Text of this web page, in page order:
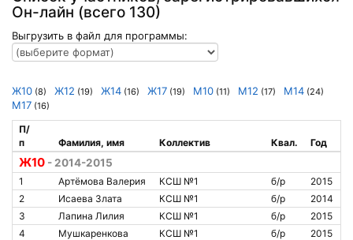
Он-лайн (всего 130)
Выгрузить в файл для программы:
Ж10 (8) Ж12 (19) Ж14 (16) Ж17 (19) М10 (11) М12 (17) М14 (24)
М17 (16)
Ж10 - 2014-2015
П/
п
Фамилия, имя Коллектив Квал. Год
1 Артёмова Валерия КСШ №1 б/р
2015
2
Исаева Злата КСШ №1 б/р
2014
3
Лапина Лилия КСШ №1 б/р
2015
4
Мушкаренкова
КСШ №1 б/р 2015